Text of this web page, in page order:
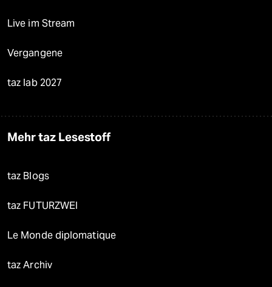
Live im Stream
Vergangene
taz lab 2027
Mehr taz Lesestoff
taz Blogs
taz FUTURZWEI
Le Monde diplomatique
taz Archiv